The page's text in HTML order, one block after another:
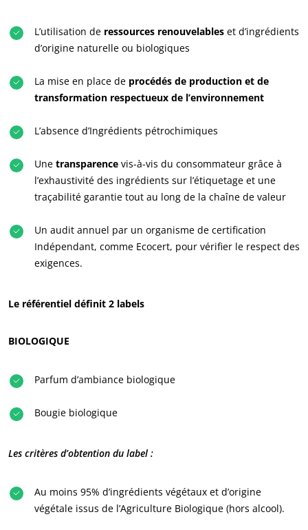
NOS ENGAGEMENTS RSE
Progresser avec nos équipes
Innover avec notre écosystème
L’utilisation de ressources renouvelables et d’ingrédients
d’origine naturelle ou biologiques
La mise en place de procédés de production et de
transformation respectueux de l’environnement
L’absence d’Ingrédients pétrochimiques
Une transparence vis-à-vis du consommateur grâce à
l’exhaustivité des ingrédients sur l’étiquetage et une
traçabilité garantie tout au long de la chaîne de valeur
Un audit annuel par un organisme de certification
Indépendant, comme Ecocert, pour vérifier le respect des
exigences.
Le référentiel définit 2 labels
BIOLOGIQUE
Parfum d’ambiance biologique
Bougie biologique
Les critères d’obtention du label :
Au moins 95% d’ingrédients végétaux et d’origine
végétale issus de l’Agriculture Biologique (hors alcool).